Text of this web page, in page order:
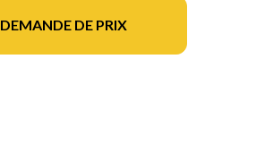
DEMANDE DE PRIX